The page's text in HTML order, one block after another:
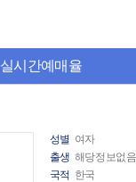
실시간예매율
성별 여자
출생 해당정보없음
국적 한국